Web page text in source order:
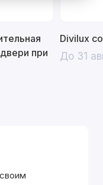
при
Divilux
До 31